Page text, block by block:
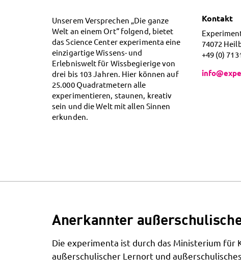
Unserem Versprechen „Die ganze
Welt an einem Ort“ folgend, bietet
das Science Center experimenta eine
einzigartige Wissens- und
Erlebniswelt für Wissbegierige von
drei bis 103 Jahren. Hier können auf
25.000 Quadratmetern alle
experimentieren, staunen, kreativ
sein und die Welt mit allen Sinnen
erkunden.
Kontakt
74072
+49 (0)
Anerkannter
Die experimenta ist durch das Ministerium für
außerschulischer Lernort und